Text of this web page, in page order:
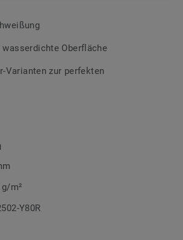
abgestimmt. Durch die Verwendung
sich auch besondere
Oberfläche
Varianten zur perfekten
g/m²
Y80R